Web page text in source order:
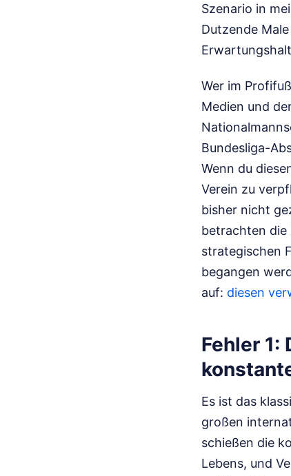
Szenario in
Dutzende
Wer im
Medien und
Bundesliga-
Wenn du
Verein zu
bisher nicht
betrachten die
strategischen
begangen
auf: diesen
Fehler
Es ist das
großen
schießen die
Lebens, und